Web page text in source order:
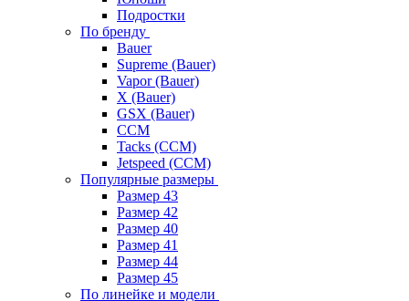
Подростки
По бренду
Bauer
Supreme (Bauer)
Vapor (Bauer)
X (Bauer)
GSX (Bauer)
CCM
Tacks (CCM)
Jetspeed (CCM)
Популярные размеры
Размер 43
Размер 42
Размер 40
Размер 41
Размер 44
Размер 45
По линейке и модели